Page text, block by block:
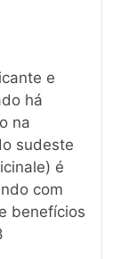
e
há
na
sudeste
é
com
benefícios